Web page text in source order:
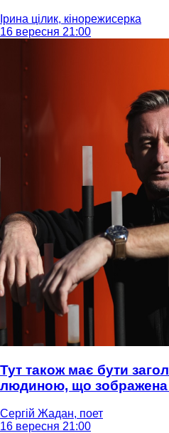
Ірина цілик, кінорежисерка
16 вересня 21:00
Тут також має бути
людиною, що
Сергій Жадан, поет
16 вересня 21:00